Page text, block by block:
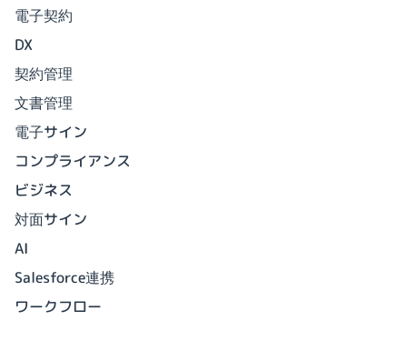
電子契約
DX
契約管理
文書管理
電子サイン
コンプライアンス
ビジネス
対面サイン
AI
Salesforce連携
ワークフロー